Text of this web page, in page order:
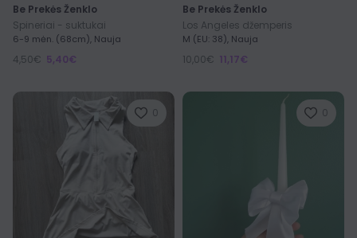
Be Prekės Ženklo
Spineriai - suktukai
6-9 mėn. (68cm), Nauja
4,50€ 5,40€
Be Prekės Ženklo
Los Angeles džemperis
M (EU: 38), Nauja
10,00€ 11,17€
0 0